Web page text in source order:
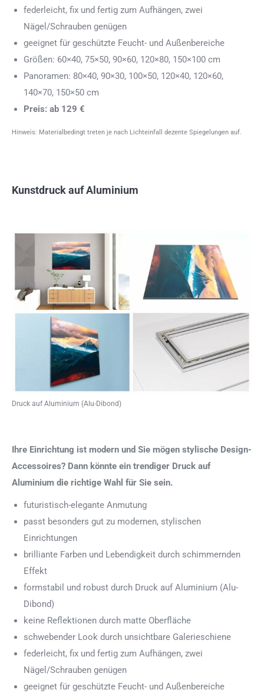
federleicht, fix und fertig zum Aufhängen, zwei
Nägel/Schrauben genügen
geeignet für geschützte Feucht- und Außenbereiche
Größen: 60×40, 75×50, 90×60, 120×80, 150×100 cm
Panoramen: 80×40, 90×30, 100×50, 120×40, 120×60,
140×70, 150×50 cm
Preis: ab 129 €
Hinweis: Materialbedingt treten je nach Lichteinfall dezente Spiegelungen auf.
Kunstdruck auf Aluminium
Druck auf Aluminium (Alu-Dibond)
Ihre Einrichtung ist modern und Sie mögen stylische Design-
Accessoires? Dann könnte ein trendiger Druck auf
Aluminium die richtige Wahl für Sie sein.
futuristisch-elegante Anmutung
passt besonders gut zu modernen, stylischen
Einrichtungen
brilliante Farben und Lebendigkeit durch schimmernden
Effekt
formstabil und robust durch Druck auf Aluminium (Alu-
Dibond)
keine Reflektionen durch matte Oberfläche
schwebender Look durch unsichtbare Galerieschiene
federleicht, fix und fertig zum Aufhängen, zwei
Nägel/Schrauben genügen
geeignet für geschützte Feucht- und Außenbereiche